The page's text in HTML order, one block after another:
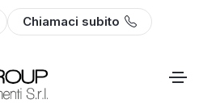
Chiamaci subito